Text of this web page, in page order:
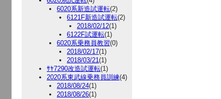
6020系新造試運転(2)
6121F新造試運転(2)
2018/02/12(1)
6122F試運転(1)
6020系乗務員教習(0)
2018/02/17(1)
2018/03/21(1)
ｻﾔ7290改造試運転(1)
2020系東武線乗務員訓練(4)
2018/08/24(1)
2018/08/26(1)